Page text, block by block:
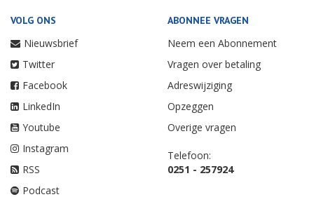
VOLG ONS
Nieuwsbrief
Twitter
Facebook
LinkedIn
Youtube
Instagram
RSS
Podcast
ABONNEE VRAGEN
Neem een Abonnement
Vragen over betaling
Adreswijziging
Opzeggen
Overige vragen
Telefoon:
0251 - 257924